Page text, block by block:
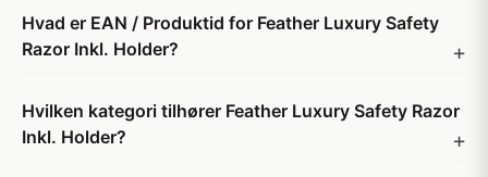
Hvad er EAN / Produktid for Feather Luxury Safety
Razor Inkl. Holder?
Hvilken kategori tilhører Feather Luxury Safety Razor
Inkl. Holder?